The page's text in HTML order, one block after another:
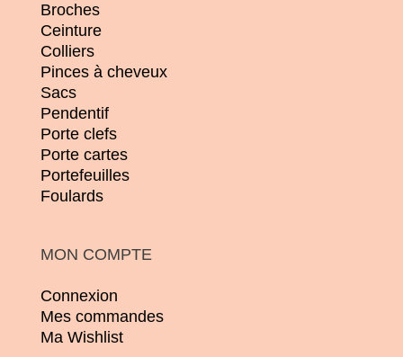
Broches
Ceinture
Colliers
Pinces à cheveux
Sacs
Pendentif
Porte clefs
Porte cartes
Portefeuilles
Foulards
MON COMPTE
Connexion
Mes commandes
Ma Wishlist